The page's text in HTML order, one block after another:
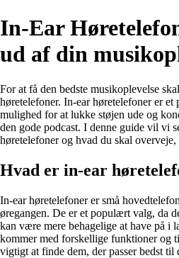
In-Ear
ud af din
For at få den bedste musikoplevelse
høretelefoner. In-ear høretelefoner er
mulighed for at lukke støjen ude og
den gode podcast. I denne guide vil vi
høretelefoner og hvad du skal
Hvad er in-ear
In-ear høretelefoner er små
øregangen. De er et populært valg, da
kan være mere behagelige at have på i
kommer med forskellige funktioner og
vigtigt at finde dem, der passer bedst til